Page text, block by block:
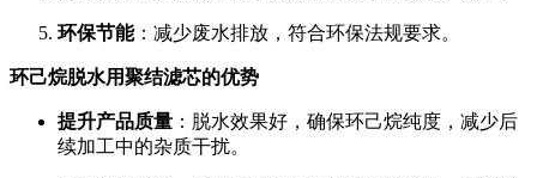
环保节能：减少废水排放，符合环保法规要求。
环己烷脱水用聚结滤芯的优势
提升产品质量 ：脱水效果好，确保环己烷纯度，减少后
续加工中的杂质干扰。